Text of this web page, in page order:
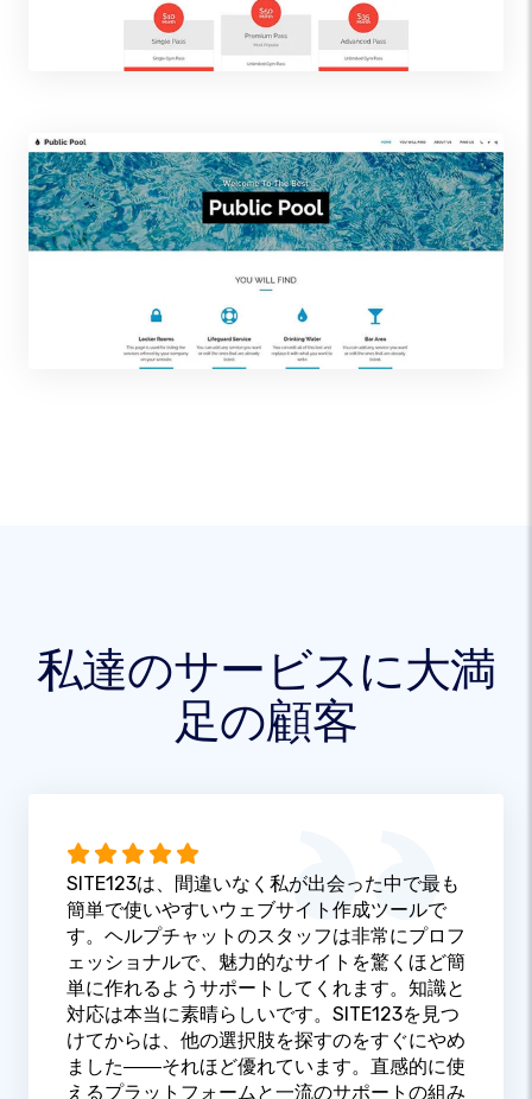
私達のサービスに大満
足の顧客
SITE123は、間違いなく私が出会った中で最も
簡単で使いやすいウェブサイト作成ツールで
す。ヘルプチャットのスタッフは非常にプロフ
ェッショナルで、魅力的なサイトを驚くほど簡
単に作れるようサポートしてくれます。知識と
対応は本当に素晴らしいです。SITE123を見つ
けてからは、他の選択肢を探すのをすぐにやめ
ました――それほど優れています。直感的に使
えるプラットフォームと一流のサポートの組み